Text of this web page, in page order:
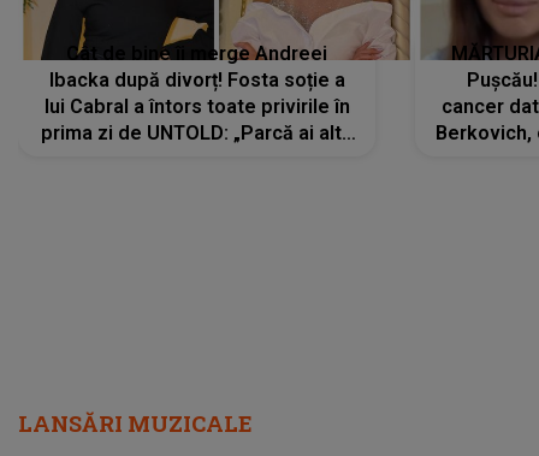
Cât de bine îi merge Andreei
Ibacka după divorț! Fosta soție a
lui Cabral a întors toate privirile în
prima zi de UNTOLD: „Parcă ai altă
cancer
LANSĂRI MUZICALE